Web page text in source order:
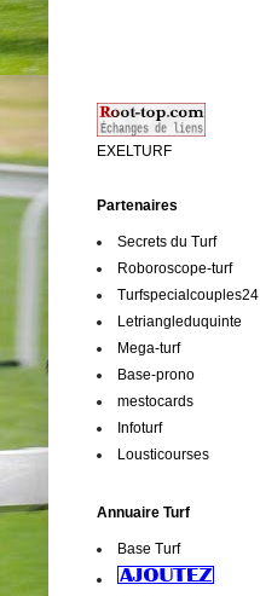
EXELTURF
Partenaires
Secrets du Turf
Roboroscope-turf
Turfspecialcouples24
Letriangleduquinte
Mega-turf
Base-prono
mestocards
Infoturf
Lousticourses
Annuaire Turf
Base Turf